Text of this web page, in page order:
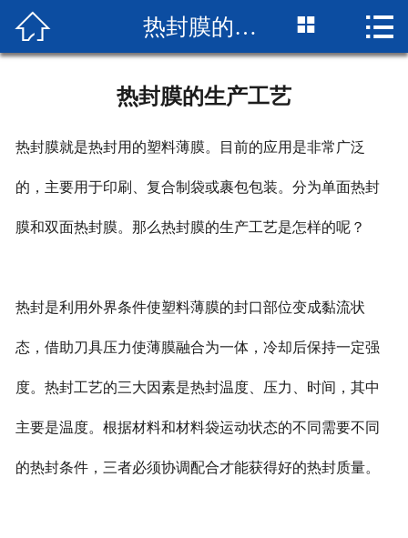
网站首页
厂房厂景
荣誉资质
联系我们
 热封膜的生产工艺  
热封膜的生产工艺
热封膜就是热封用的塑料薄膜。目前的应用是非常广泛
的，主要用于印刷、复合制袋或裹包包装。分为单面热封
膜和双面热封膜。那么热封膜的生产工艺是怎样的呢？
热封是利用外界条件使塑料薄膜的封口部位变成黏流状
态，借助刀具压力使薄膜融合为一体，冷却后保持一定强
度。热封工艺的三大因素是热封温度、压力、时间，其中
主要是温度。根据材料和材料袋运动状态的不同需要不同
的热封条件，三者必须协调配合才能获得好的热封质量。